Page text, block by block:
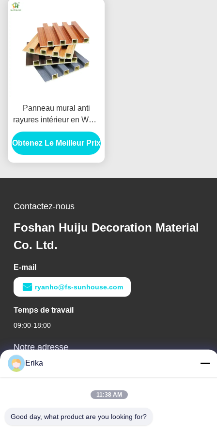
Panneau mural anti
rayures intérieur en WPC
Panneau mural
composite décoratif
ignifuge
Obtenez Le Meilleur Prix
Contactez-nous
Foshan Huiju Decoration Material
Co. Ltd.
E-mail
ryanho@fs-sunhouse.com
Temps de travail
09:00-18:00
Notre adresse
Adresse de l'entreprise
Édifice international Weiye, n° 75 rue Lingnan, ville de Dali,
district de Nanhai, ville de Foshan
Édifice international Weiye, n° 75 rue Lingnan, ville de Dali,
Erika
11:38 AM
Good day, what product are you looking for?